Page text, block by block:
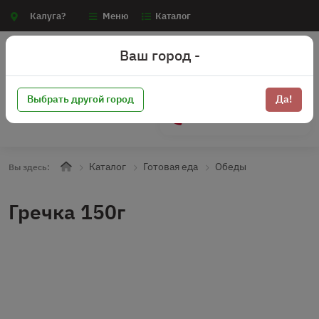
Калуга? Меню Каталог
Вы здесь: Каталог Готовая еда Обеды
Гречка 150г
Ваш город -
Выбрать другой город Да!